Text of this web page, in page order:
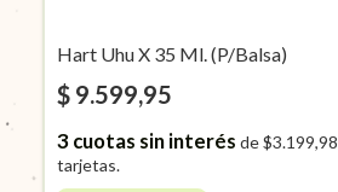
Hart Uhu X 35 Ml. (P/Balsa)
$ 9.599,95
3cuotas sin interés de$3.199,98
tarjetas.